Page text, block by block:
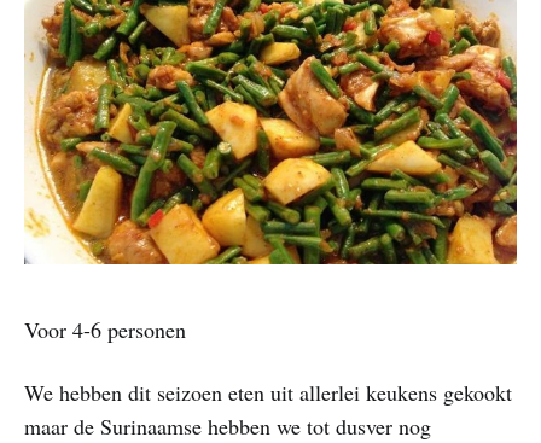
Voor 4-6 personen
We hebben dit seizoen eten uit allerlei keukens gekookt
maar de Surinaamse hebben we tot dusver nog